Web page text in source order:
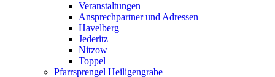
Veranstaltungen
Ansprechpartner und Adressen
Havelberg
Jederitz
Nitzow
Toppel
Pfarrsprengel Heiligengrabe